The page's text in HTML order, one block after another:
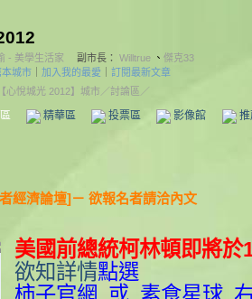
- 美學生活家 副市長： Willtrue 、 傑克33
本城市 加入我的最愛
訂閱最新文章
【心悅城光 2012】城市 ／討論區／
精華區 投票區 影像館
經濟論壇]－ 欲報名者請洽內文
美國前總統柯林頓即將於
欲知詳情點選